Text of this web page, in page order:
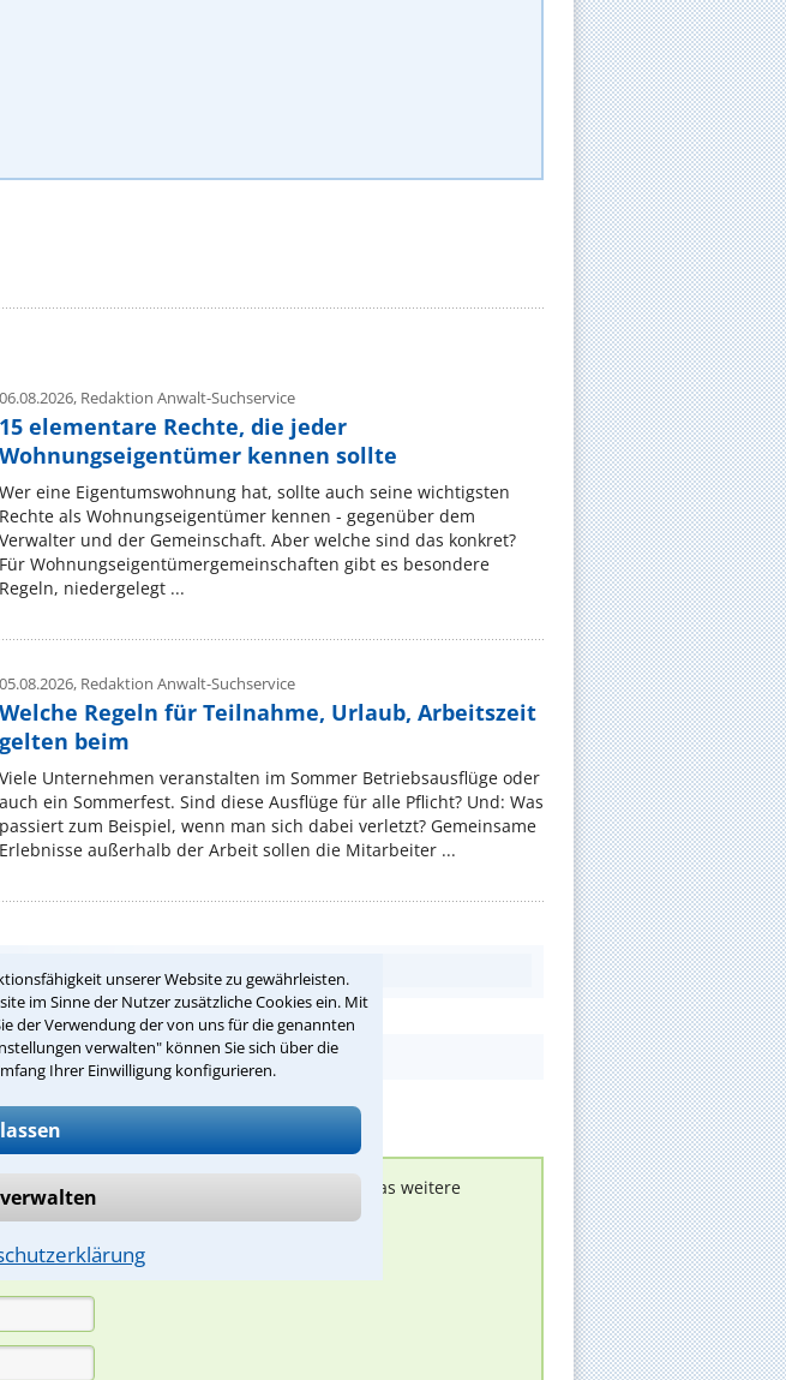
unserer Website zu gewährleisten.
im Sinne der Nutzer zusätzliche Cookies ein. Mit
der Verwendung der von uns für die genannten
verwalten" können Sie sich über die
Ihrer Einwilligung konfigurieren.
06.08.2026,Redaktion Anwalt-Suchservice
15 elementare Rechte, die jeder
Wohnungseigentümer kennen sollte
Wer eine Eigentumswohnung hat, sollte auch seine wichtigsten
Rechte als Wohnungseigentümer kennen - gegenüber dem
Verwalter und der Gemeinschaft. Aber welche sind das konkret?
Für Wohnungseigentümergemeinschaften gibt es besondere
Regeln, niedergelegt ...
05.08.2026,Redaktion Anwalt-Suchservice
Welche Regeln für Teilnahme, Urlaub, Arbeitszeit
gelten beim
Viele Unternehmen veranstalten im Sommer Betriebsausflüge oder
auch ein Sommerfest. Sind diese Ausflüge für alle Pflicht? Und: Was
passiert zum Beispiel, wenn man sich dabei verletzt? Gemeinsame
Erlebnisse außerhalb der Arbeit sollen die Mitarbeiter ...
Rechtsanwälte bei Ihnen melden, um das weitere
kostenlos.